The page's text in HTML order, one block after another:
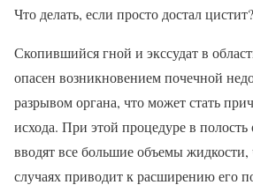
Что делать, если просто достал цистит?
Скопившийся гной и экссудат в
опасен возникновением почечной
разрывом органа, что может стать
исхода. При этой процедуре в полость
вводят все большие объемы жидкости,
случаях приводит к расширению его